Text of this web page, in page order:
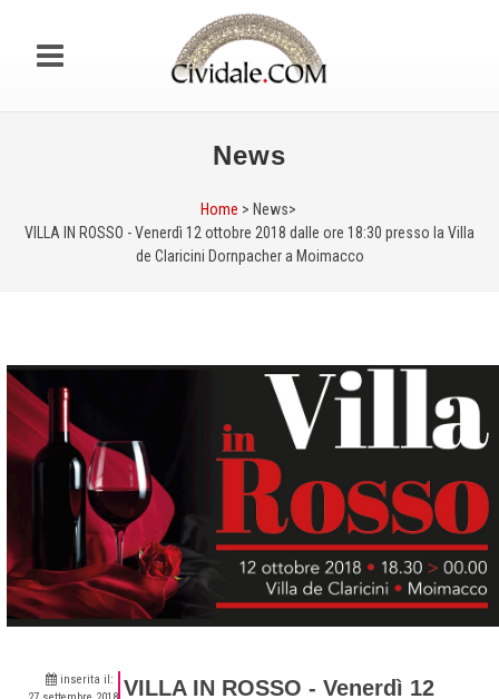
News
Home > News>
VILLA IN ROSSO - Venerdì 12 ottobre 2018 dalle ore 18:30 presso la Villa
de Claricini Dornpacher a Moimacco
inserita il:
VILLA IN ROSSO - Venerdì 12